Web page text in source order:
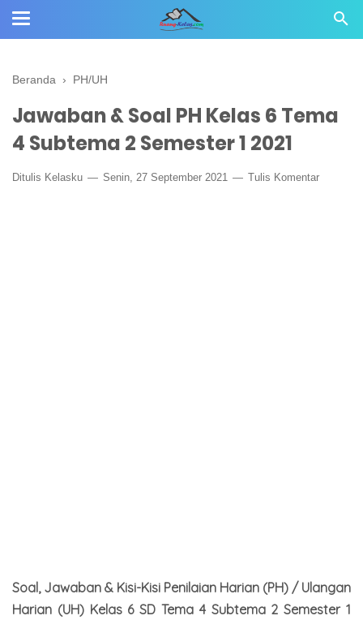
Beranda › PH/UH
Jawaban & Soal PH Kelas 6 Tema
4 Subtema 2 Semester 1 2021
Ditulis Kelasku Senin, 27 September 2021 Tulis Komentar
Soal, Jawaban & Kisi-Kisi Penilaian Harian (PH) / Ulangan
Harian (UH) Kelas 6 SD Tema 4 Subtema 2 Semester 1